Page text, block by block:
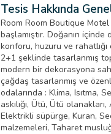
Tesis Hakkında
Room Room Boutique Motel
başlamıştır. Doğanın
konforu, huzuru ve
2+1 şeklinde tasarlanmış
modern bir dekorasyona
çağdaş tasarlanmış ve
odalarında : Klima, Isıtma,
askılığı, Ütü, Ütü
Elektrikli süpürge, Kuran,
malzemeleri, Taharet